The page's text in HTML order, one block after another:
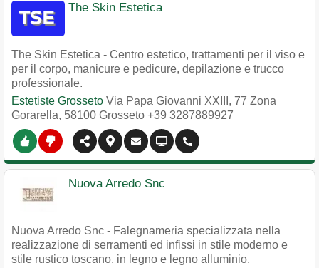
The Skin Estetica
The Skin Estetica - Centro estetico, trattamenti per il viso e
per il corpo, manicure e pedicure, depilazione e trucco
professionale.
Estetiste Grosseto Via Papa Giovanni XXIII, 77 Zona
Gorarella, 58100 Grosseto +39 3287889927
Nuova Arredo Snc
Nuova Arredo Snc - Falegnameria specializzata nella
realizzazione di serramenti ed infissi in stile moderno e
stile rustico toscano, in legno e legno alluminio.